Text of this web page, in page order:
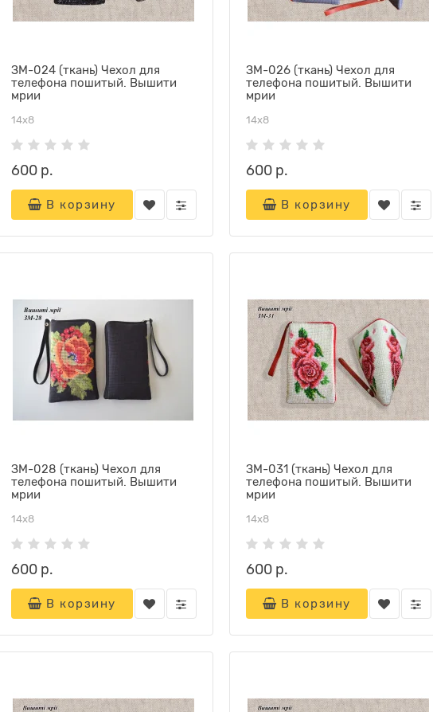
ЗМ-024 (ткань) Чехол для
телефона пошитый. Вышити
мрии
14х8
600 р.
В корзину
ЗМ-026 (ткань) Чехол для
телефона пошитый. Вышити
мрии
14х8
600 р.
В корзину
ЗМ-028 (ткань) Чехол для
телефона пошитый. Вышити
мрии
14х8
600 р.
В корзину
ЗМ-031 (ткань) Чехол для
телефона пошитый. Вышити
мрии
14х8
600 р.
В корзину